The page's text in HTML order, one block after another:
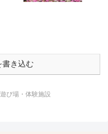
書き込む
遊び場・体験施設